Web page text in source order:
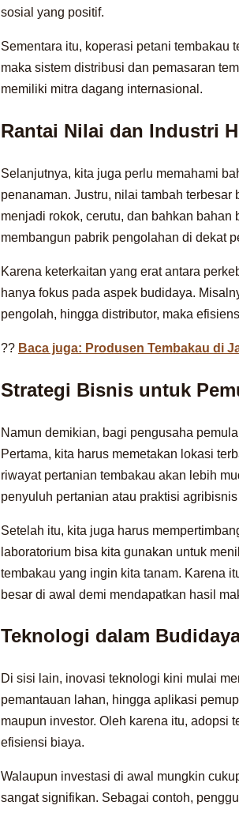
sosial yang positif.
Sementara itu, koperasi petani tembakau
maka sistem distribusi dan pemasaran
memiliki mitra dagang internasional.
Rantai Nilai dan Industri
Selanjutnya, kita juga perlu memahami
penanaman. Justru, nilai tambah
menjadi rokok, cerutu, dan bahkan
membangun pabrik pengolahan di dekat
Karena keterkaitan yang erat antara
hanya fokus pada aspek budidaya.
pengolah, hingga distributor, maka
?? Baca juga: Produsen Tembakau di
Strategi Bisnis untuk
Namun demikian, bagi pengusaha
Pertama, kita harus memetakan lokasi
riwayat pertanian tembakau akan lebih
penyuluh pertanian atau praktisi
Setelah itu, kita juga harus
laboratorium bisa kita gunakan untuk
tembakau yang ingin kita tanam. Karena
besar di awal demi mendapatkan hasil
Teknologi dalam
Di sisi lain, inovasi teknologi kini mulai
pemantauan lahan, hingga aplikasi
maupun investor. Oleh karena itu, adopsi
efisiensi biaya.
Walaupun investasi di awal mungkin
sangat signifikan. Sebagai contoh,